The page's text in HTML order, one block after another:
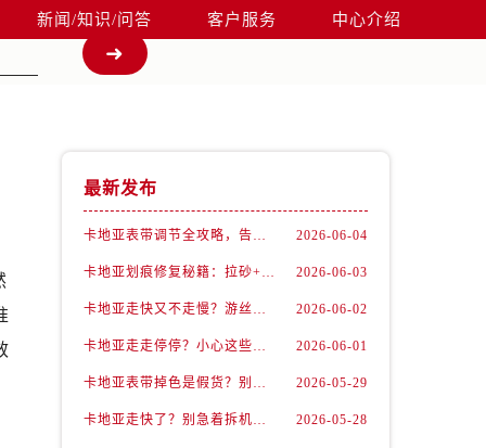
新闻/知识/问答 客户服务 中心介绍
最新发布
卡地亚表带调节全攻略，告别过短烦恼 2026-06-04
卡地亚划痕修复秘籍：拉砂+抛光双工艺还原如新 2026-06-03
卡地亚走快又不走慢？游丝问题你了解多少？ 2026-06-02
卡地亚走走停停？小心这些隐藏杀手 2026-06-01
卡地亚表带掉色是假货？别急，可能是这些日常习惯惹的祸 2026-05-29
卡地亚走快了？别急着拆机，先做这一步 2026-05-28